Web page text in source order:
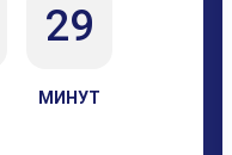
29
МИНУТ